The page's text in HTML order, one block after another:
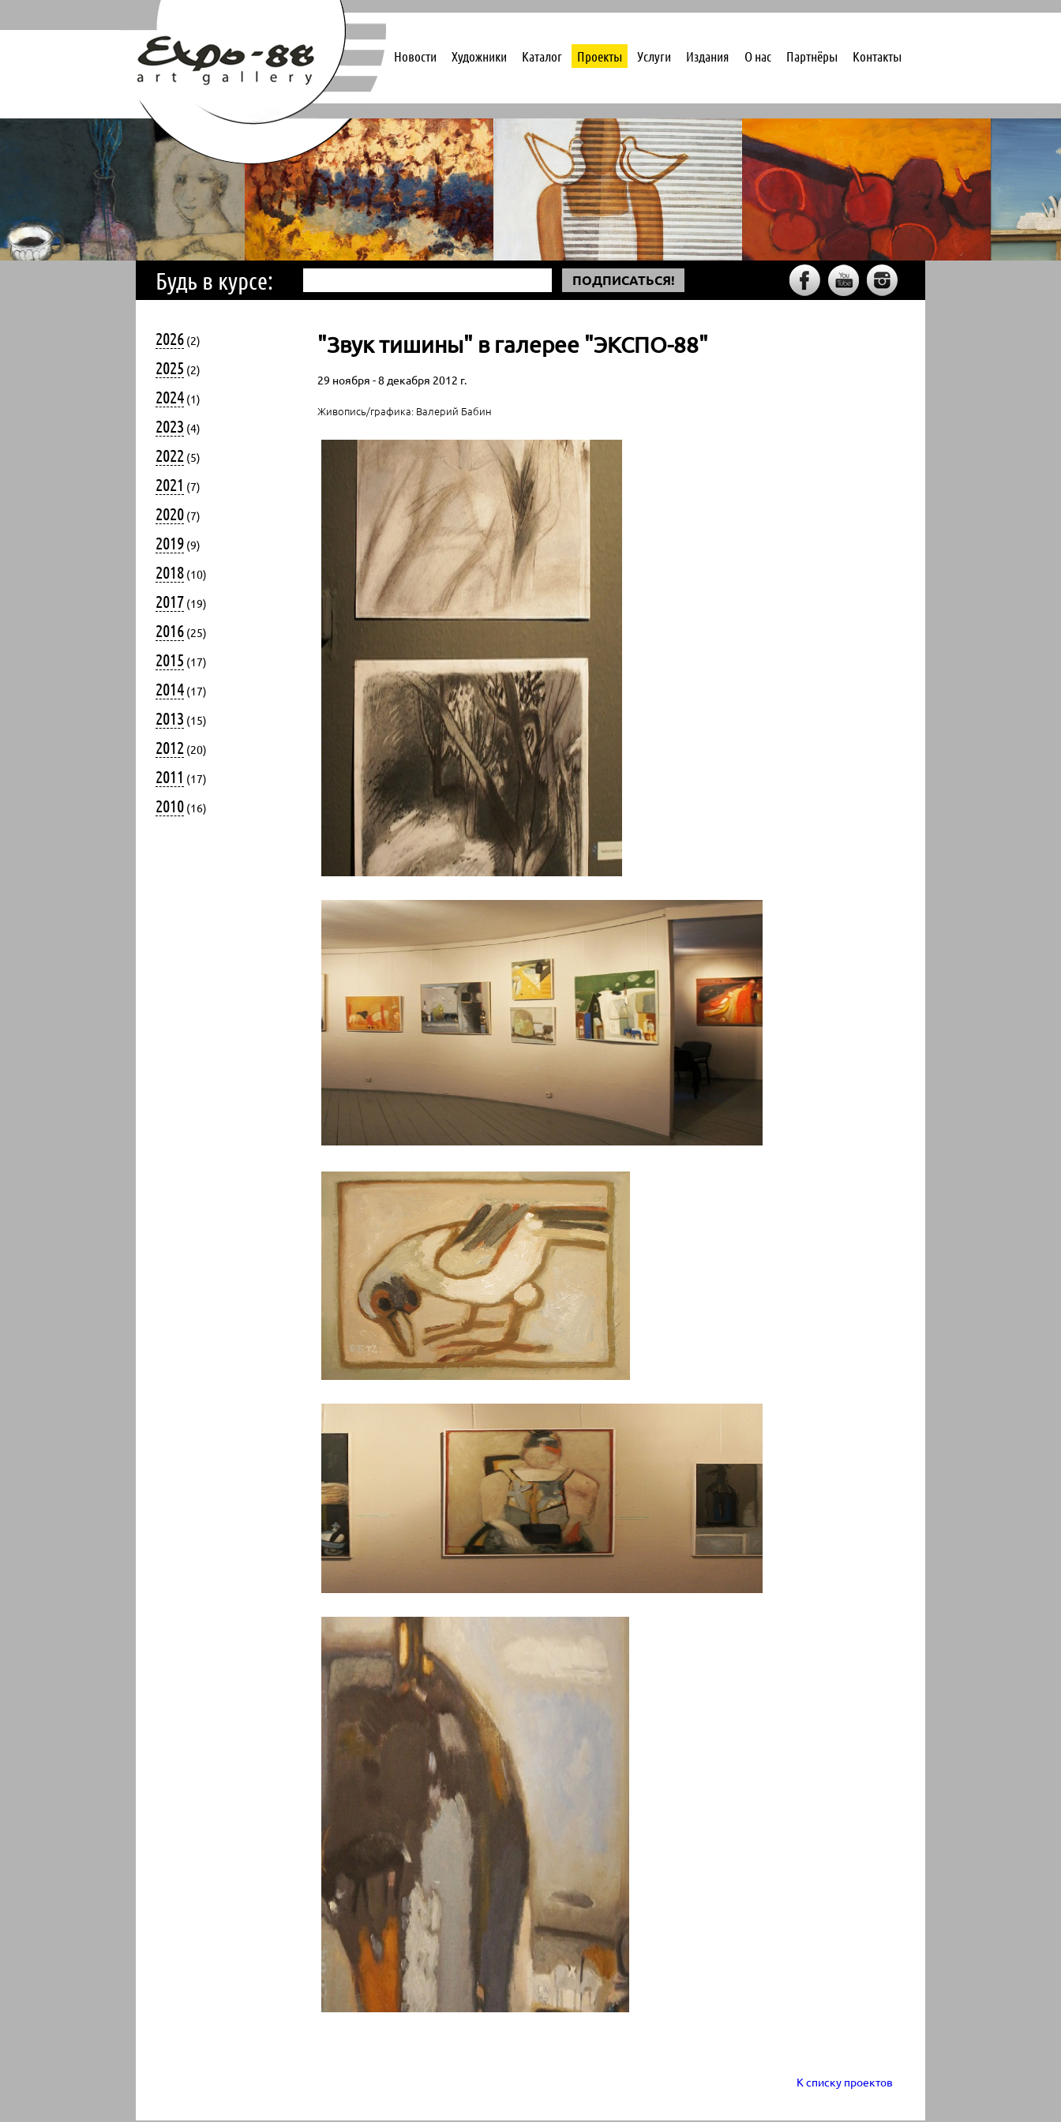
Новости Художники Каталог Проекты Услуги Издания О нас Партнёры Контакты
Будь в курсе: ПОДПИСАТЬСЯ!
2026 (2)
2025 (2)
2024 (1)
2023 (4)
2022 (5)
2021 (7)
2020 (7)
2019 (9)
2018 (10)
2017 (19)
2016 (25)
2015 (17)
2014 (17)
2013 (15)
2012 (20)
2011 (17)
2010 (16)
"Звук тишины" в галерее "ЭКСПО-88"
29 ноября - 8 декабря 2012 г.
Живопись/графика: Валерий Бабин
К списку проектов